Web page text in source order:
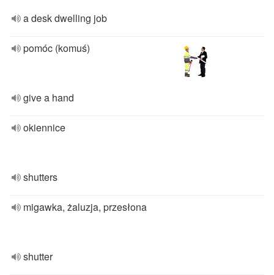
a desk dwelling job
pomóc (komuś)
give a hand
okiennice
shutters
migawka, żaluzja, przesłona
shutter